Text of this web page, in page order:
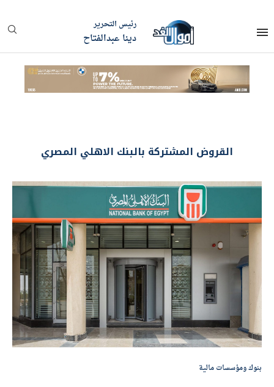
رئيس التحرير
دينا عبدالفتاح
القروض المشتركة بالبنك الاهلي المصري
بنوك ومؤسسات مالية